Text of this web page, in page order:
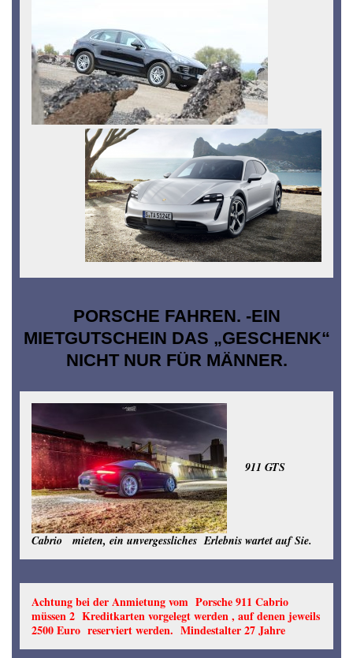
PORSCHE FAHREN. -EIN
MIETGUTSCHEIN DAS „GESCHENK“
NICHT NUR FÜR MÄNNER.
911 GTS
Cabrio mieten, ein unvergessliches Erlebnis wartet auf Sie.
Achtung bei der Anmietung vom Porsche 911 Cabrio
müssen 2 Kreditkarten vorgelegt werden , auf denen jeweils
2500 Euro reserviert werden. Mindestalter 27 Jahre